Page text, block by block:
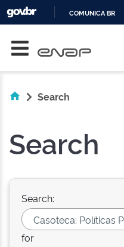
COMUNICA BR
Search
Search
Search:
for